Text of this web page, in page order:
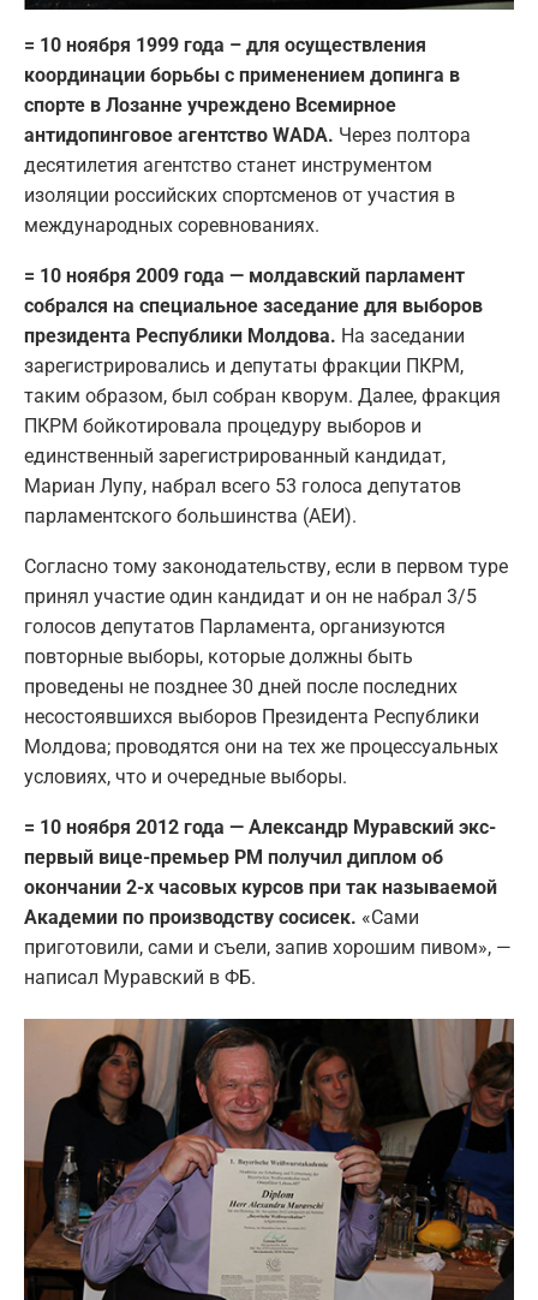
= 10 ноября 1999 года – для осуществления
координации борьбы с применением допинга в
спорте в Лозанне учреждено Всемирное
антидопинговое агентство WADA. Через полтора
десятилетия агентство станет инструментом
изоляции российских спортсменов от участия в
международных соревнованиях.
= 10 ноября 2009 года — молдавский парламент
собрался на специальное заседание для выборов
президента Республики Молдова. На заседании
зарегистрировались и депутаты фракции ПКРМ,
таким образом, был собран кворум. Далее, фракция
ПКРМ бойкотировала процедуру выборов и
единственный зарегистрированный кандидат,
Мариан Лупу, набрал всего 53 голоса депутатов
парламентского большинства (АЕИ).
Согласно тому законодательству, если в первом туре
принял участие один кандидат и он не набрал 3/5
голосов депутатов Парламента, организуются
повторные выборы, которые должны быть
проведены не позднее 30 дней после последних
несостоявшихся выборов Президента Республики
Молдова; проводятся они на тех же процессуальных
условиях, что и очередные выборы.
= 10 ноября 2012 года — Александр Муравский экс-
первый вице-премьер РМ получил диплом об
окончании 2-х часовых курсов при так называемой
Академии по производству сосисек. «Сами
приготовили, сами и съели, запив хорошим пивом», —
написал Муравский в ФБ.